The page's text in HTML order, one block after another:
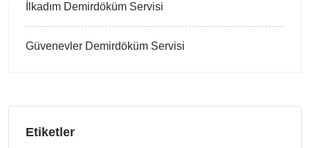
İlkadım Demirdöküm Servisi
Güvenevler Demirdöküm Servisi
Etiketler